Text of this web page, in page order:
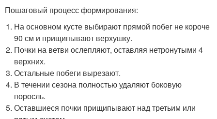
Пошаговый процесс формирования:
На основном кусте выбирают прямой побег не короче
90 см и прищипывают верхушку.
Почки на ветви ослепляют, оставляя нетронутыми 4
верхних.
Остальные побеги вырезают.
В течении сезона полностью удаляют боковую
поросль.
Оставшиеся почки прищипывают над третьим или